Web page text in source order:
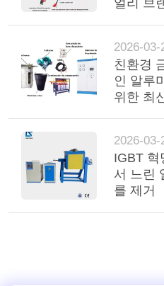
얼리 브
2026-03-
친환경
인 알루
위한 최
2026-03-
IGBT 혁
서 느린
를 제거